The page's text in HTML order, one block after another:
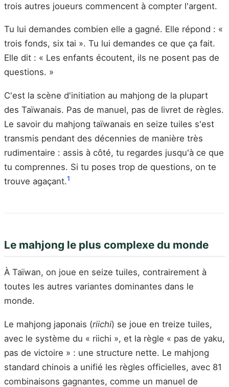
trois autres joueurs commencent à compter l'argent.
Tu lui demandes combien elle a gagné. Elle répond : «
trois fonds, six tai ». Tu lui demandes ce que ça fait.
Elle dit : « Les enfants écoutent, ils ne posent pas de
questions. »
C'est la scène d'initiation au mahjong de la plupart
des Taïwanais. Pas de manuel, pas de livret de règles.
Le savoir du mahjong taïwanais en seize tuiles s'est
transmis pendant des décennies de manière très
rudimentaire : assis à côté, tu regardes jusqu'à ce que
tu comprennes. Si tu poses trop de questions, on te
trouve agaçant.1
Le mahjong le plus complexe du monde
À Taïwan, on joue en seize tuiles, contrairement à
toutes les autres variantes dominantes dans le
monde.
Le mahjong japonais (riichi) se joue en treize tuiles,
avec le système du « riichi », et la règle « pas de yaku,
pas de victoire » : une structure nette. Le mahjong
standard chinois a unifié les règles officielles, avec 81
combinaisons gagnantes, comme un manuel de